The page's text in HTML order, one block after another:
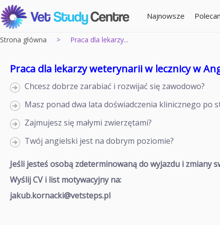
Najnowsze
Strona główna > Praca dla lekarzy...
Praca dla lekarzy weterynarii w lecznicy w
Chcesz dobrze zarabiać i rozwijać się zawodowo?
Masz ponad dwa lata doświadczenia klinicznego po
Zajmujesz się małymi zwierzętami?
Twój angielski jest na dobrym poziomie?
Jeśli jesteś osobą zdeterminowaną do wyjazdu i zmiany
Wyślij CV i list motywacyjny na:
jakub.kornacki@vetsteps.pl